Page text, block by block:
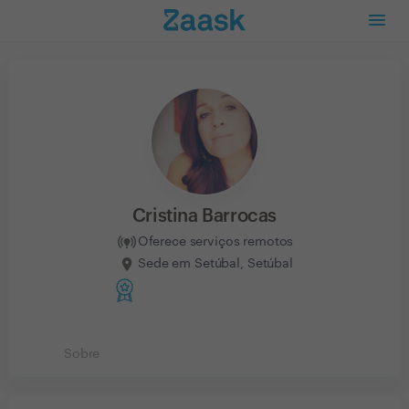
Cristina Barrocas
Oferece serviços remotos
Sede em Setúbal, Setúbal
Sobre